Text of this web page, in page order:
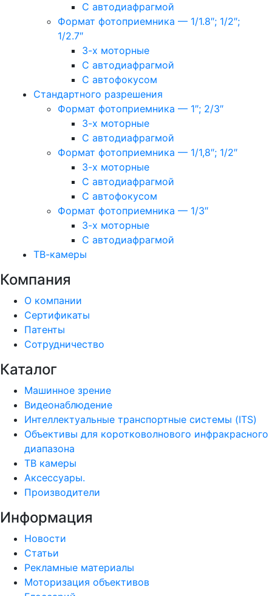
С автодиафрагмой
Формат фотоприемника — 1/1.8″; 1/2″;
1/2.7″
3-х моторные
С автодиафрагмой
С автофокусом
Стандартного разрешения
Формат фотоприемника — 1″; 2/3″
3-х моторные
С автодиафрагмой
Формат фотоприемника — 1/1,8″; 1/2″
3-х моторные
С автодиафрагмой
С автофокусом
Формат фотоприемника — 1/3″
3-х моторные
С автодиафрагмой
ТВ-камеры
Компания
О компании
Сертификаты
Патенты
Сотрудничество
Каталог
Машинное зрение
Видеонаблюдение
Интеллектуальные транспортные системы (ITS)
Объективы для коротковолнового инфракрасного
диапазона
ТВ камеры
Аксессуары.
Производители
Информация
Новости
Статьи
Рекламные материалы
Моторизация объективов